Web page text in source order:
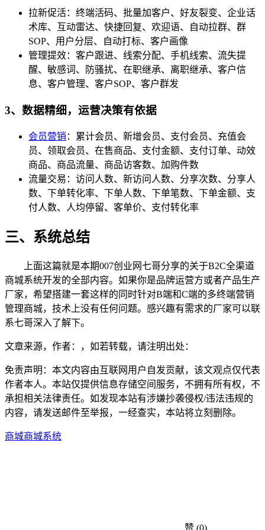
拉新促活：终端活码、批量加客户、好友裂变、企业话
术库、互动雷达、快捷回复、欢迎语、自动拉群、群
SOP、用户分层、自动打标、客户画像
管理提效：客户跟进、线索分配、手机线索、流失提
醒、敏感词、防骚扰、在职继承、离职继承、客户信
息、客户管理、客户SOP、客户群发
3、数据精细，运营决策有依据
会员营销 ：累计会员、新增会员、支付会员、充值会
员、领取会员、在售商品、支付金额、支付订单、动效
商品、商品流量、商品访客数、加购件数
流量交易：访问人数、新访问人数、分享次数、分享人
数、下单转化率、下单人数、下单笔数、下单金额、支
付人数、人均停留、客单价、支付转化率
三、系统总结
上面这篇就是本期007创业网七哥分享的关于B2C全渠道
商城系统开发的全部内容。如果你是品牌运营方或者产品生产
厂家，希望搭建一套这样的同时针对B端和C端的多终端营销
管理商城，技术上没有任何问题。感兴趣有需求的厂家可以联
系七哥深入了解下。
文章来源，作者：，如若转载，请注明出处：
免责声明：本文内容由互联网用户自发贡献，该文观点仅代表
作者本人。本站仅提供信息存储空间服务，不拥有所有权，不
承担相关法律责任。如发现本站有涉嫌抄袭侵权/违法违规的
内容，请发送邮件至举报，一经查实，本站将立刻删除。
商城商城系统
赞 (0)